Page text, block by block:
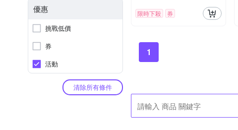
優惠
挑戰低價
券
活動
清除所有條件
限時下殺 券
1